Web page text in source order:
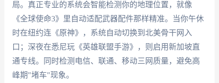
局。真正专业的系统会智能检测你的地理位置，就像
《全球使命3》里自动适配武器配件那样精准。当你午休
时在纽约连《原神》，系统自动切换到北美骨干网入
口；深夜在悉尼玩《英雄联盟手游》，则启用新加坡直
通专线。同时检测电信、联通、移动三网质量，避免高
峰期"堵车"现象。